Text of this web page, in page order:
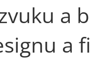
a
a